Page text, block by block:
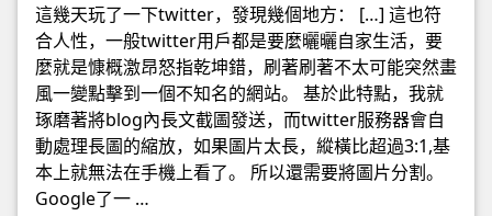
這幾天玩了一下twitter，發現幾個地方： […] 這也符
合人性，一般twitter用戶都是要麼曬曬自家生活，要
麼就是慷概激昂怒指乾坤錯，刷著刷著不太可能突然畫
風一變點擊到一個不知名的網站。 基於此特點，我就
琢磨著將blog內長文截圖發送，而twitter服務器會自
動處理長圖的縮放，如果圖片太長，縱橫比超過3:1,基
本上就無法在手機上看了。 所以還需要將圖片分割。
Google了一 …